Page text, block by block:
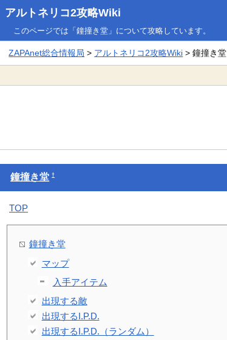
アルトネリコ2攻略Wiki
このページでは「鐘撞き堂」について攻略しています。
ZAPAnet総合情報局 > アルトネリコ2攻略Wiki > 鐘撞き堂
鐘撞き堂 †
TOP
鐘撞き堂
マップ
入手アイテム
出現する敵
出現するI.P.D.
出現するI.P.D.（ランダム）